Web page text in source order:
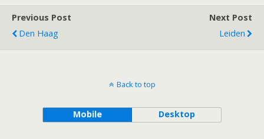
Previous Post
Den Haag
Next Post
Leiden
Back to top
Mobile Desktop